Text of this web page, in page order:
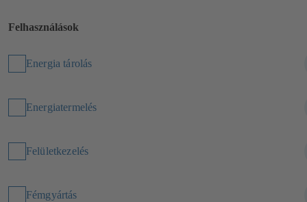
Felhasználások
Energia tárolás
Energiatermelés
Felületkezelés
Fémgyártás